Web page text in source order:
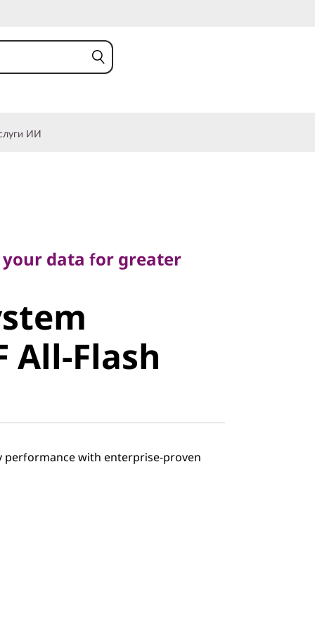
ИИ
Flash
your data for greater
All-Flash
performance with enterprise-proven